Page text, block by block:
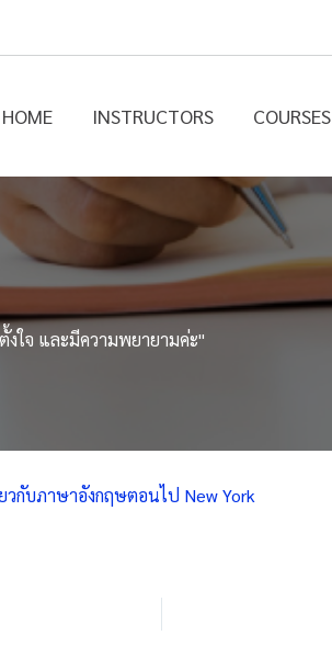
HOME INSTRUCTORS COURSES
งใจ และมีความพยายามค่ะ"
วกับภาษาอังกฤษตอนไป New York